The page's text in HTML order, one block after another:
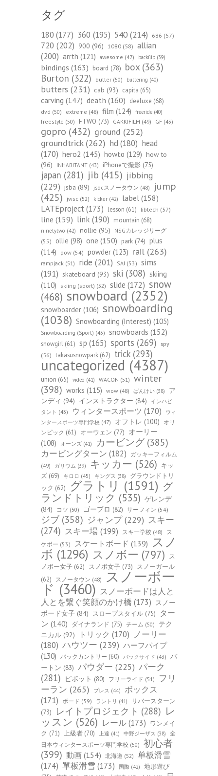
タグ
180 (177) 360 (195) 540 (214) 686 (57)
720 (202) 900 (96) 1080 (58) allian
(200) arrth (121) awesome (47) backflip (39)
bindings (163) board (78) box(363)
Burton (322) butter (50) buttering (40)
butters (231) cab (93) capita (65)
carving (147) death (160) deeluxe (68)
dvd (50) extreme (48) film (124) freeride (40)
freestyle (50) FTWO (73) GAKKIFILM (49) GF (43)
gopro (432) ground (252)
groundtrick(262) hd(180) head
(170) hero2 (145) howto (129) how to
(96)
INHABITANT (43) iPhoneで撮影 (75)
japan (281) jib (415) jibbing
(229) jsba (89) jsbcスノータウン (48)
jump
(425)
jwsc (52) kicker (42) label (158)
LATEproject(173) lesson (61) libtech (57)
line (159) link (190) mountain (68)
ninetytwo (42) nollie (95)
NSGカレッジリーグ
(55)
ollie (98) one (150) park (74) plus
(114)
pow (54) powder (123) rail (263)
rampjack (51) ride (201) SAJ (53) sims
(191) skateboard (93) ski (308) skiing
(110)
skiing (sport) (52) slide (172) snow
(468) snowboard (2352)
snowboarder (106) snowboarding
(1038) Snowboarding (Interest) (105)
Snowboarding (Sport) (43) snowboards (152)
snowgirl (61) sp (165) sports (269)
spy
(56) takasusnowpark (62) trick (293)
uncategorized (4387)
union (65) video (41) WACON (51) winter
(398) works (115) wow (48) ばんけい (38)
ア
ンディ (94) インストラクター (84)
インハビ
タント (43) ウィンタースポーツ (170)
ウィ
ンタースポーツ専門学校 (47) オフトレ (100)
オリ
ンピック (61) オーウェン (77) オーリー
(108)
オーンズ (41) カービング (385)
カービングターン (182)
ガッキーフィルム
(49)
ガリウム (39) キッカー (526) キッ
ズ (69) キロロ (45) キングス (38)
グラウンドトリ
ック (62) グラトリ (1591) グ
ランドトリック (535) ゲレンデ
(84)
コツ (50) ゴープロ (82) サーフィン (54)
ジブ (358) ジャンプ(229) スキー
(274) スキー場 (199) スキー学校 (48)
ス
ケボー (53) スケートボード (139) スノ
ボ (1296) スノボー (797)
ス
ノボー女子 (62) スノボ女子 (73)
スノーガール
(62)
スノータウン (48) スノーボー
ド (3460) スノーボードは人と
人とを繋ぐ笑顔のかけ橋 (173) スノー
ボード女子 (84) スロープスタイル (75)
ター
ン (140) ダイナランド (75) チーム (50)
テク
ニカル (92) トリック (170) ノーリー
(180) ハウツー (239) ハーフパイプ
(130)
バックカントリー (60) バックサイド (43)
バ
ートン (83) パウダー (225) パーク
(281)
ピボット (80) フリーライド (51)
フリ
ーラン (265) プレス (44)
ボックス
(171)
ボード (59) ラントリ (41)
リバースターン
(73)
レイトプロジェクト (288) レ
ッスン (526) レール(173) ワンメイ
ク (71) 上級者 (70) 上達 (41) 中野ジーザス (38)
全
日本ウィンタースポーツ専門学校 (50) 初心者
(399) 動画 (154) 北海道 (52) 单板滑雪
(174) 單板滑雪 (173) 国際 (42)
地形遊び